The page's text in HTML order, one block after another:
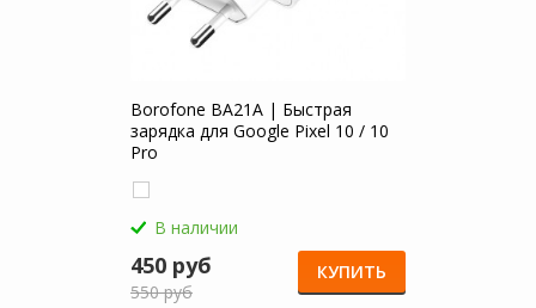
Borofone BA21A | Быстрая
зарядка для Google Pixel 10 / 10
Pro
В наличии
450 руб
550 руб
КУПИТЬ